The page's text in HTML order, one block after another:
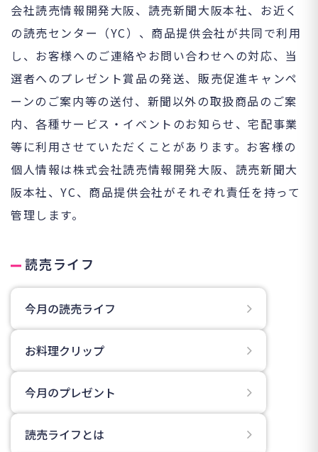
会社読売情報開発大阪、読売新聞大阪本社、お近く
の読売センター（YC）、商品提供会社が共同で利用
し、お客様へのご連絡やお問い合わせへの対応、当
選者へのプレゼント賞品の発送、販売促進キャンペ
ーンのご案内等の送付、新聞以外の取扱商品のご案
内、各種サービス・イベントのお知らせ、宅配事業
等に利用させていただくことがあります。お客様の
個人情報は株式会社読売情報開発大阪、読売新聞大
阪本社、YC、商品提供会社がそれぞれ責任を持って
管理します。
読売ライフ
今月の読売ライフ
お料理クリップ
今月のプレゼント
読売ライフとは